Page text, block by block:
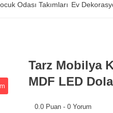
Odası Takımları Ev
Tarz Mobilya
MDF LED
0.0 Puan - 0 Yorum